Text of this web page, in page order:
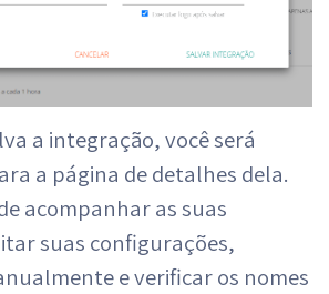
a integração, você será
a página de detalhes dela.
acompanhar as suas
suas configurações,
e verificar os nomes